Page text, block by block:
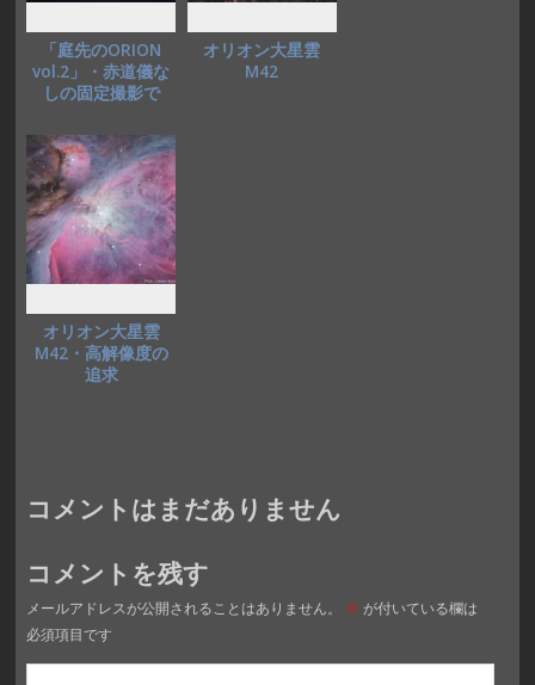
「庭先のORION
vol.2」・赤道儀な
しの固定撮影で
オリオン大星雲
M42
オリオン大星雲
M42・高解像度の
追求
コメントはまだありません
コメントを残す
メールアドレスが公開されることはありません。 ※ が付いている欄は
必須項目です